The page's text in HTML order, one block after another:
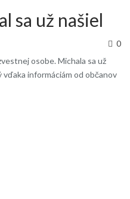
sa už našiel
0
osobe. Michala sa už
informáciám od občanov